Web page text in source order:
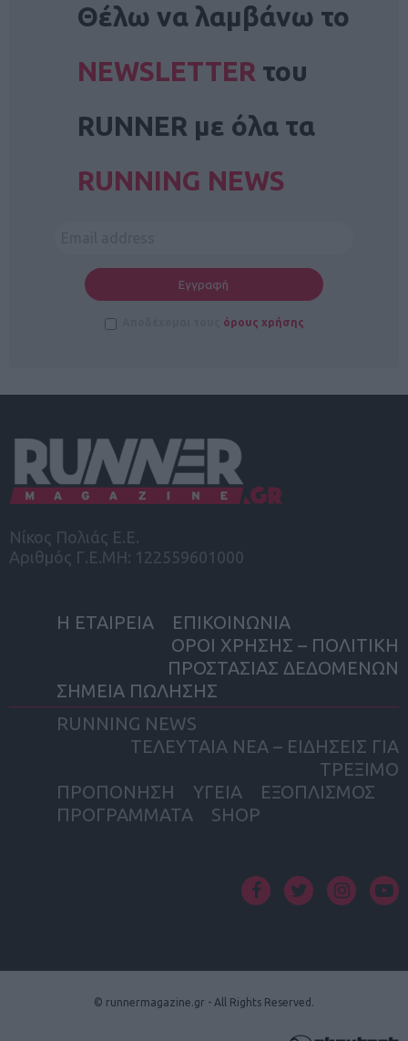
Θέλω να λαμβάνω το
NEWSLETTER του
RUNNER με όλα τα
RUNNING NEWS
όρους χρήσης
Νίκος Πολιάς Ε.Ε.
Αριθμός Γ.Ε.ΜΗ: 122559601000
Η ΕΤΑΙΡΕΙΑ
ΕΠΙΚΟΙΝΩΝΙΑ
ΟΡΟΙ ΧΡΗΣΗΣ – ΠΟΛΙΤΙΚΗ
ΠΡΟΣΤΑΣΙΑΣ ΔΕΔΟΜΕΝΩΝ
ΣΗΜΕΙΑ ΠΩΛΗΣΗΣ
RUNNING NEWS
ΤΕΛΕΥΤΑΙΑ ΝΕΑ – ΕΙΔΗΣΕΙΣ ΓΙΑ
ΤΡΕΞΙΜΟ
ΠΡΟΠΟΝΗΣΗ
ΥΓΕΙΑ
ΕΞΟΠΛΙΣΜΟΣ
ΠΡΟΓΡΑΜΜΑΤΑ
SHOP
© runnermagazine.gr - All Rights Reserved.